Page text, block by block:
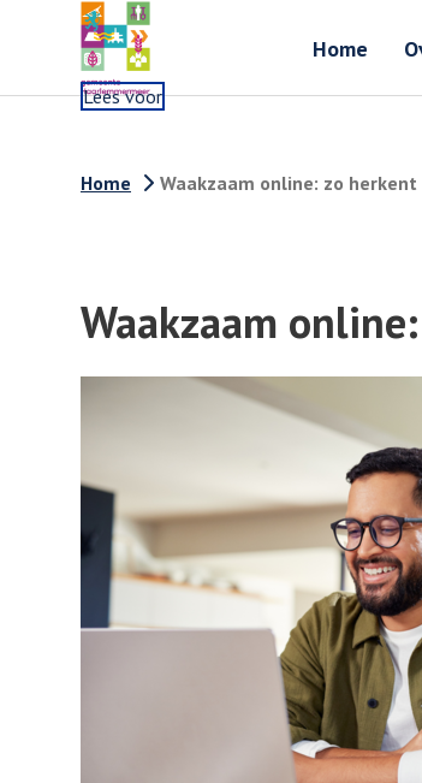
Home
Lees voor
Home Waakzaam online: zo
Waakzaam